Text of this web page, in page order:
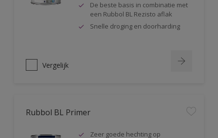
De beste basis in combinatie met
een Rubbol BL Rezisto aflak
Snelle droging en doorharding
Vergelijk
Rubbol BL Primer
Zeer goede hechting op